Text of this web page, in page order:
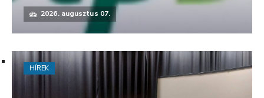
2026. augusztus 07.
HÍREK